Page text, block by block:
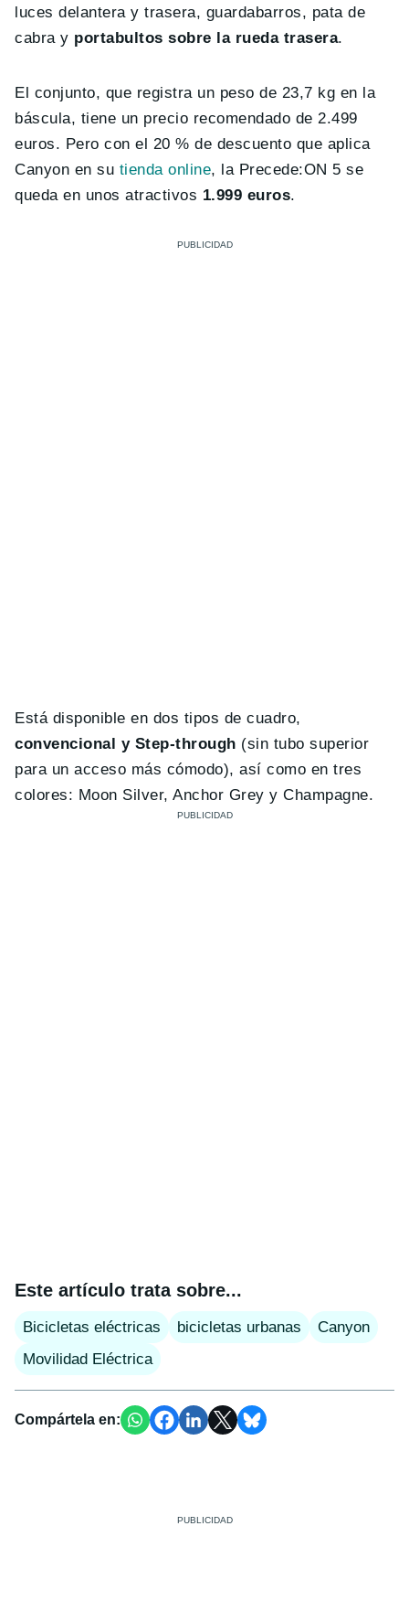
luces delantera y trasera, guardabarros, pata de
cabra y portabultos sobre la rueda trasera.
El conjunto, que registra un peso de 23,7 kg en la
báscula, tiene un precio recomendado de 2.499
euros. Pero con el 20 % de descuento que aplica
Canyon en su tienda online, la Precede:ON 5 se
queda en unos atractivos 1.999 euros.
Está disponible en dos tipos de cuadro,
convencional y Step-through (sin tubo superior
para un acceso más cómodo), así como en tres
colores: Moon Silver, Anchor Grey y Champagne.
Este artículo trata sobre...
Bicicletas eléctricas bicicletas urbanas
Canyon
Movilidad Eléctrica
Compártela en: